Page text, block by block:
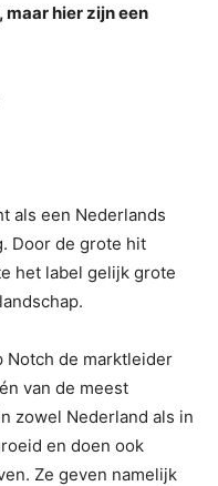
maar hier zijn een
als een Nederlands
Door de grote hit
het label gelijk grote
Notch de marktleider
van de meest
zowel Nederland als in
en doen ook
Ze geven namelijk